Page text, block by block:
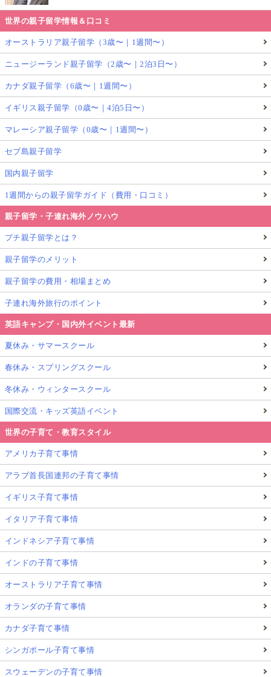
世界の親子留学情報＆口コミ
オーストラリア親子留学（3歳〜｜1週間〜）
ニュージーランド親子留学（2歳〜｜2泊3日〜）
カナダ親子留学（6歳〜｜1週間〜）
イギリス親子留学（0歳〜｜4泊5日〜）
マレーシア親子留学（0歳〜｜1週間〜）
セブ島親子留学
国内親子留学
1週間からの親子留学ガイド（費用・口コミ）
親子留学・子連れ海外ノウハウ
プチ親子留学とは？
親子留学のメリット
親子留学の費用・相場まとめ
子連れ海外旅行のポイント
英語キャンプ・国内外イベント最新
夏休み・サマースクール
春休み・スプリングスクール
冬休み・ウィンタースクール
国際交流・キッズ英語イベント
世界の子育て・教育スタイル
アメリカ子育て事情
アラブ首長国連邦の子育て事情
イギリス子育て事情
イタリア子育て事情
インドネシア子育て事情
インドの子育て事情
オーストラリア子育て事情
オランダの子育て事情
カナダ子育て事情
シンガポール子育て事情
スウェーデンの子育て事情